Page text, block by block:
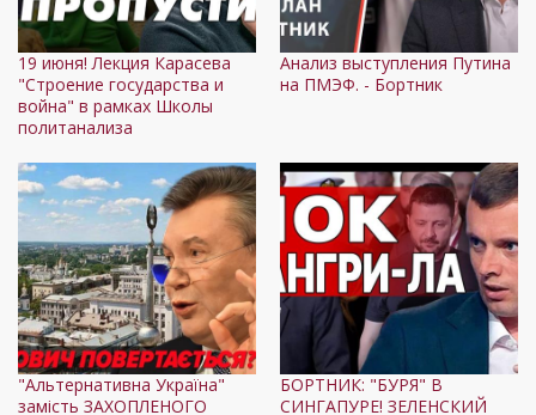
19 июня! Лекция Карасева
"Строение государства и
война" в рамках Школы
политанализа
Анализ выступления Путина
на ПМЭФ. - Бортник
"Альтернативна Україна"
замість ЗАХОПЛЕНОГО
БОРТНИК: "БУРЯ" В
СИНГАПУРЕ! ЗЕЛЕНСКИЙ